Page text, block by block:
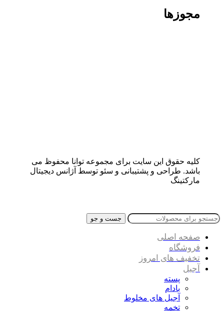
مجوزها
کلیه حقوق این سایت برای مجموعه توانا محفوظ می
باشد. طراحی و پشتیبانی و سئو توسط آژانس دیجیتال
مارکتینگ
جست و جو
صفحه اصلی
فروشگاه
تخفیف های امروز
آجیل
پسته
بادام
آجیل های مخلوط
تخمه